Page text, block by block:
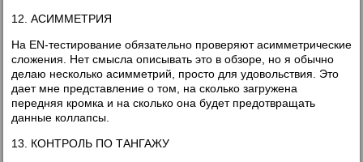
12. АСИММЕТРИЯ
На EN-тестирование обязательно проверяют асимметрические
сложения. Нет смысла описывать это в обзоре, но я обычно
делаю несколько асимметрий, просто для удовольствия. Это
дает мне представление о том, на сколько загружена
передняя кромка и на сколько она будет предотвращать
данные коллапсы.
13. КОНТРОЛЬ ПО ТАНГАЖУ